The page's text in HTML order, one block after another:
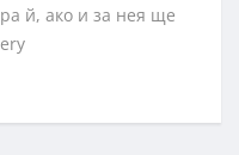
й, ако и за нея ще